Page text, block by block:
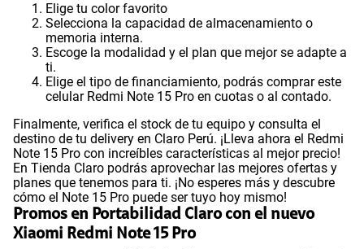
Elige tu color favorito
Selecciona la capacidad de almacenamiento o
memoria interna.
Escoge la modalidad y el plan que mejor se adapte a
ti.
Elige el tipo de financiamiento, podrás comprar este
celular Redmi Note 15 Pro en cuotas o al contado.
Finalmente, verifica el stock de tu equipo y consulta el
destino de tu delivery en Claro Perú. ¡Lleva ahora el Redmi
Note 15 Pro con increíbles características al mejor precio!
En Tienda Claro podrás aprovechar las mejores ofertas y
planes que tenemos para ti. ¡No esperes más y descubre
cómo el Note 15 Pro puede ser tuyo hoy mismo!
Promos en Portabilidad Claro con el nuevo
Xiaomi Redmi Note 15 Pro